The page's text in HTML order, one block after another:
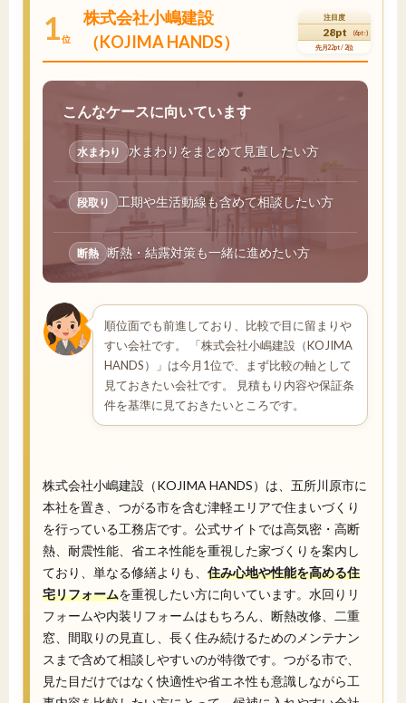
1位
株式会社小嶋建設
（KOJIMA HANDS）
注目度
28pt (6pt↑)
先月22pt / 2位
こんなケースに向いています
水まわり 水まわりをまとめて見直したい方
段取り 工期や生活動線も含めて相談したい方
断熱 断熱・結露対策も一緒に進めたい方
順位面でも前進しており、比較で目に留まりや
すい会社です。 「株式会社小嶋建設（KOJIMA
HANDS）」は今月1位で、まず比較の軸として
見ておきたい会社です。 見積もり内容や保証条
件を基準に見ておきたいところです。
株式会社小嶋建設（KOJIMA HANDS）は、五所川原市に
本社を置き、つがる市を含む津軽エリアで住まいづくり
を行っている工務店です。公式サイトでは高気密・高断
熱、耐震性能、省エネ性能を重視した家づくりを案内し
ており、単なる修繕よりも、 住み心地や性能を高める住
宅リフォームを重視したい方に向いています。水回りリ
フォームや内装リフォームはもちろん、断熱改修、二重
窓、間取りの見直し、長く住み続けるためのメンテナン
スまで含めて相談しやすいのが特徴です。つがる市で、
見た目だけではなく快適性や省エネ性も意識しながら工